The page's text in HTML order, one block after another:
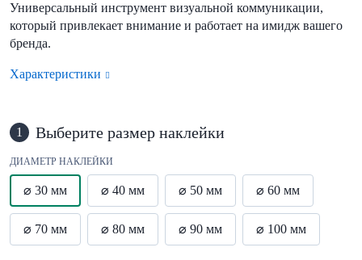
Универсальный инструмент визуальной коммуникации,
который привлекает внимание и работает на имидж вашего
бренда.
Характеристики
1 Выберите размер наклейки
ДИАМЕТР НАКЛЕЙКИ
⌀ 30 мм ⌀ 40 мм ⌀ 50 мм ⌀ 60 мм
⌀ 70 мм ⌀ 80 мм ⌀ 90 мм ⌀ 100 мм